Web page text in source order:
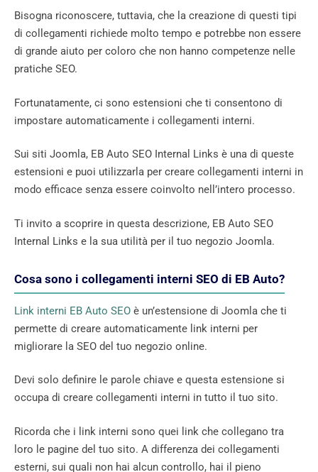
Bisogna riconoscere, tuttavia, che la creazione di questi tipi
di collegamenti richiede molto tempo e potrebbe non essere
di grande aiuto per coloro che non hanno competenze nelle
pratiche SEO.
Fortunatamente, ci sono estensioni che ti consentono di
impostare automaticamente i collegamenti interni.
Sui siti Joomla, EB Auto SEO Internal Links è una di queste
estensioni e puoi utilizzarla per creare collegamenti interni in
modo efficace senza essere coinvolto nell’intero processo.
Ti invito a scoprire in questa descrizione, EB Auto SEO
Internal Links e la sua utilità per il tuo negozio Joomla.
Cosa sono i collegamenti interni SEO di EB Auto?
Link interni EB Auto SEO è un’estensione di Joomla che ti
permette di creare automaticamente link interni per
migliorare la SEO del tuo negozio online.
Devi solo definire le parole chiave e questa estensione si
occupa di creare collegamenti interni in tutto il tuo sito.
Ricorda che i link interni sono quei link che collegano tra
loro le pagine del tuo sito. A differenza dei collegamenti
esterni, sui quali non hai alcun controllo, hai il pieno